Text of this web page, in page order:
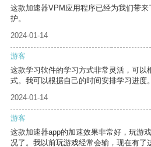
这款加速器VPM应用程序已经为我们带
护。
2024-01-14
游客
这款学习软件的学习方式非常灵活，可以
式。我可以根据自己的时间安排学习进度。
2024-01-14
游客
这款加速器app的加速效果非常好，玩游
况了。我以前玩游戏经常会输，现在有了